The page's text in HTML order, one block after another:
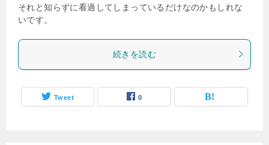
それと知らずに看過してしまっているだけなのかもしれな
いです。
続きを読む
Tweet 0